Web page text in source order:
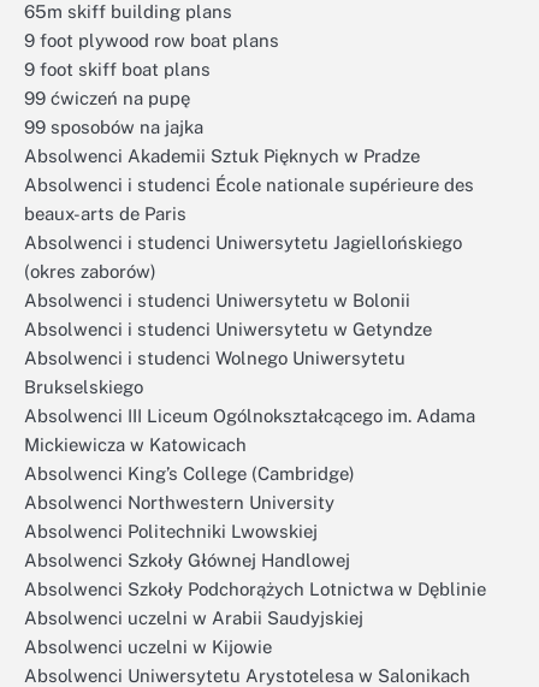
65m skiff building plans
9 foot plywood row boat plans
9 foot skiff boat plans
99 ćwiczeń na pupę
99 sposobów na jajka
Absolwenci Akademii Sztuk Pięknych w Pradze
Absolwenci i studenci École nationale supérieure des
beaux-arts de Paris
Absolwenci i studenci Uniwersytetu Jagiellońskiego
(okres zaborów)
Absolwenci i studenci Uniwersytetu w Bolonii
Absolwenci i studenci Uniwersytetu w Getyndze
Absolwenci i studenci Wolnego Uniwersytetu
Brukselskiego
Absolwenci III Liceum Ogólnokształcącego im. Adama
Mickiewicza w Katowicach
Absolwenci King’s College (Cambridge)
Absolwenci Northwestern University
Absolwenci Politechniki Lwowskiej
Absolwenci Szkoły Głównej Handlowej
Absolwenci Szkoły Podchorążych Lotnictwa w Dęblinie
Absolwenci uczelni w Arabii Saudyjskiej
Absolwenci uczelni w Kijowie
Absolwenci Uniwersytetu Arystotelesa w Salonikach